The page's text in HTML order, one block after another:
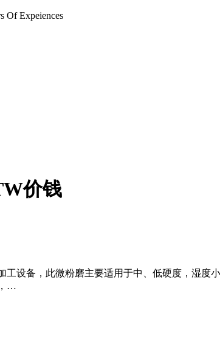
Of Expeiences
价钱
工设备，此微粉磨主要适用于中、低硬度，湿
…